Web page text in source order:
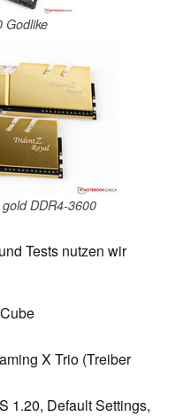
Godlike
DDR4-3600
Tests nutzen wir
X Trio (Treiber
1.20, Default Settings,